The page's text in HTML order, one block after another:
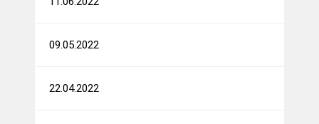
09.05.2022
22.04.2022